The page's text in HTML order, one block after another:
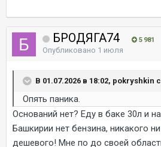
БРОДЯГА74 5 981
Опубликовано 1 июля
В 01.07.2026 в 18:02, pokryshkin
Опять паника.
Оснований нет? Еду в баке 30л и
Башкирии нет бензина, никакого
дешевого! Мне по до своей